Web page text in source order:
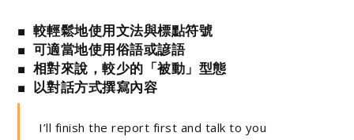
■ 較輕鬆地使用文法與標點符號
■ 可適當地使用俗語或諺語
■ 相對來說，較少的「被動」型態
■ 以對話方式撰寫內容
I’ll finish the report first and talk to you